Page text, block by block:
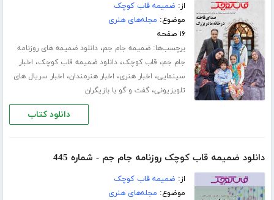
از: ضمیمه قاب کوچک
موضوع: مجله‌های هنری
۱۶ صفحه
برچسب‌ها:ضمیمه جام جم،دانلود ضمیمه های روزنامه
جام جم، قاب کوچک،دانلود ضمیمه قاب کوچک، اخبار
سینمایی، اخبار هنری، اخبار هنرمندان، اخبار سریال های
تلویزیونی،گفت و گو با بازیگران
دانلود کتاب
دانلود ضمیمه قاب کوچک روزنامه جام جم - شماره 445
از: ضمیمه قاب کوچک
موضوع: مجله‌های هنری